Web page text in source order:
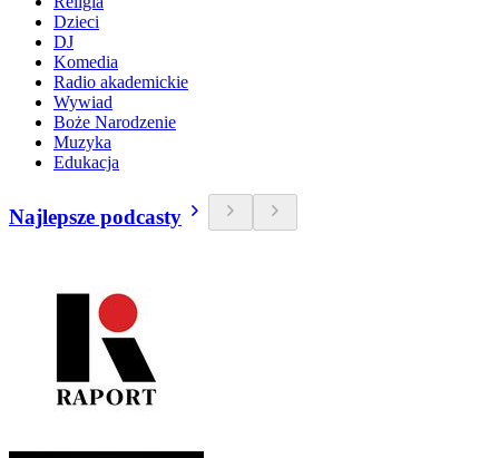
Dzieci
DJ
Komedia
Radio akademickie
Wywiad
Boże Narodzenie
Muzyka
Edukacja
Najlepsze podcasty